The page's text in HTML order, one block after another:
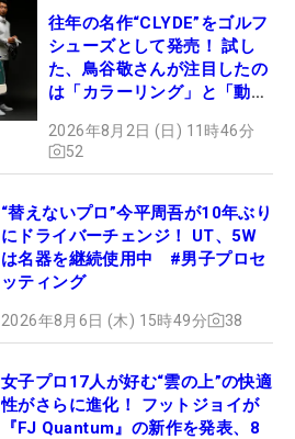
往年の名作“CLYDE”をゴルフ
シューズとして発売！ 試し
た、鳥谷敬さんが注目したの
は「カラーリング」と「動き
2026年8月2日 (日) 11時46分
52
“替えないプロ”今平周吾が10年ぶり
にドライバーチェンジ！ UT、5W
は名器を継続使用中 #男子プロセ
ッティング
2026年8月6日 (木) 15時49分 38
女子プロ17人が好む“雲の上”の快適
性がさらに進化！ フットジョイが
『FJ Quantum』の新作を発表、8